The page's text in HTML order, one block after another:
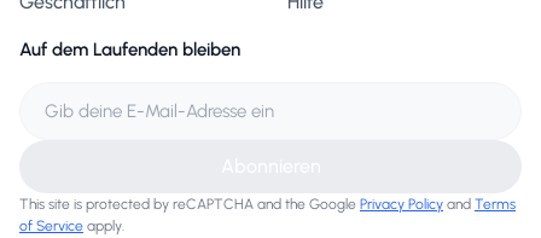
Auf dem Laufenden bleiben
This site is protected by reCAPTCHA and the Google Privacy Policy and Terms
of Service apply.